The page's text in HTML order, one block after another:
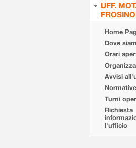
UFF.
Home
Dove
Orari
Avvisi
Normative
Turni
Richiesta
l'ufficio